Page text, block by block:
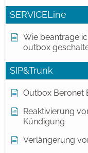
SERVICELine
Wie beantrage
outbox
SIP&Trunk
Outbox Beronet
Reaktivierung
Kündigung
Verlängerung